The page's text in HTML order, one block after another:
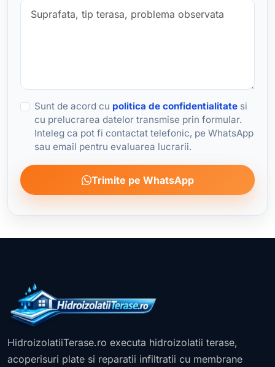
Sunt de acord cu politica de confidentialitatesi
cu prelucrarea datelor transmise prin formular.
Inteleg ca pot fi contactat telefonic, pe WhatsApp
sau email pentru evaluarea lucrarii.
Trimite pe WhatsApp
HidroizolatiiTerase.ro executa hidroizolatii terase,
acoperisuri plate si reparatii infiltratii cu membrane